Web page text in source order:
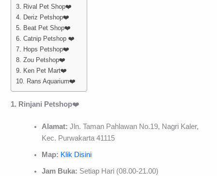
3. Rival Pet Shop❤️
4. Deriz Petshop❤️
5. Beat Pet Shop❤️
6. Catnip Petshop ❤️
7. Hops Petshop❤️
8. Zou Petshop❤️
9. Ken Pet Mart❤️
10. Rans Aquarium❤️
1. Rinjani Petshop❤️
Alamat:Jln. Taman Pahlawan No.19, Nagri Kaler,
Kec. Purwakarta 41115
Map: Klik Disini
Jam Buka: Setiap Hari (08.00-21.00)